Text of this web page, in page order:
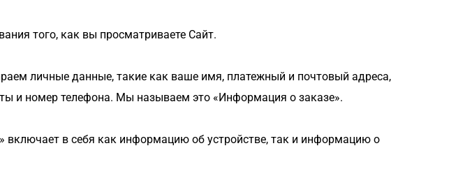
того, как вы просматриваете Сайт.
личные данные, такие как ваше имя, платежный и почтовый адреса,
и номер телефона. Мы называем это «Информация о заказе».
в себя как информацию об устройстве, так и информацию о